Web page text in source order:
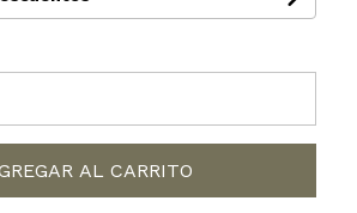
AL CARRITO